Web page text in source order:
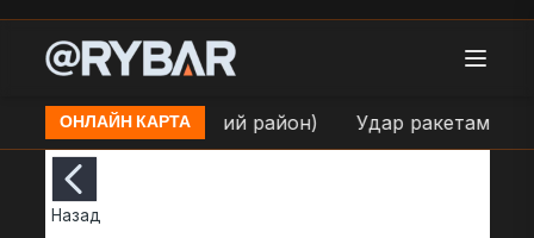
ОНЛАЙН КАРТА
Киев (Оболонский район) Удар ракетами
Назад